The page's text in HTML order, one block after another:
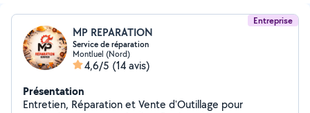
Entreprise
MP REPARATION
Service de réparation
Montluel (Nord)
4,6/5 (14 avis)
Présentation
Entretien, Réparation et Vente d'Outillage pour